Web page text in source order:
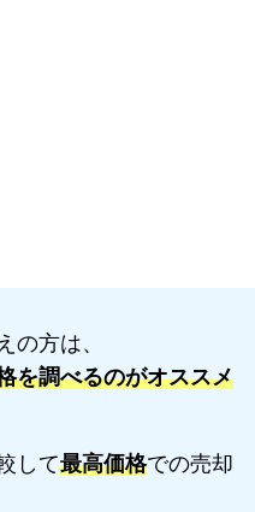
の方は、
を調べるのがオススメ
して最高価格での売却